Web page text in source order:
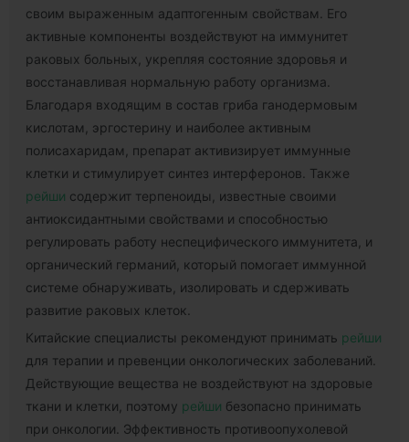
своим выраженным адаптогенным свойствам. Его
активные компоненты воздействуют на иммунитет
раковых больных, укрепляя состояние здоровья и
восстанавливая нормальную работу организма.
Благодаря входящим в состав гриба ганодермовым
кислотам, эргостерину и наиболее активным
полисахаридам, препарат активизирует иммунные
клетки и стимулирует синтез интерферонов. Также
рейши содержит терпеноиды, известные своими
антиоксидантными свойствами и способностью
регулировать работу неспецифического иммунитета, и
органический германий, который помогает иммунной
системе обнаруживать, изолировать и сдерживать
развитие раковых клеток.
Китайские специалисты рекомендуют принимать рейши
для терапии и превенции онкологических заболеваний.
Действующие вещества не воздействуют на здоровые
ткани и клетки, поэтому рейши безопасно принимать
при онкологии. Эффективность противоопухолевой